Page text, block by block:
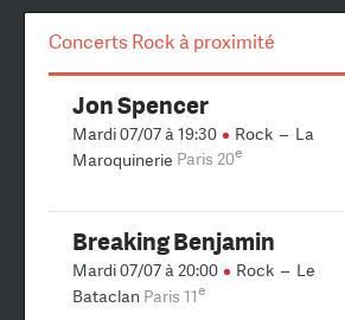
Concerts Rock à proximité
Jon Spencer
Mardi 07/07 à 19:30 Rock – La
Maroquinerie Paris 20e
Breaking Benjamin
Mardi 07/07 à 20:00 Rock – Le
Bataclan Paris 11e